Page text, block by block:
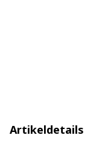
Artikeldetails